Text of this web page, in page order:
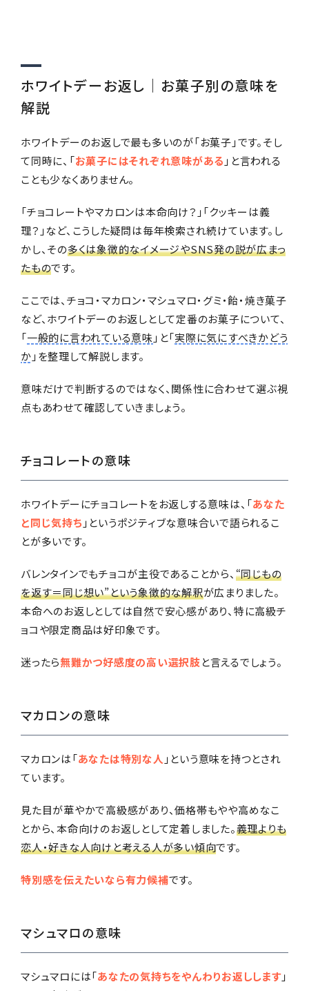
ホワイトデーお返し｜お菓子別の意味を
解説
ホワイトデーのお返しで最も多いのが「お菓子」です。そし
て同時に、「お菓子にはそれぞれ意味がある 」と言われる
ことも少なくありません。
「チョコレートやマカロンは本命向け？」「クッキーは義
理？」など、こうした疑問は毎年検索され続けています。し
かし、その多くは象徴的なイメージやSNS発の説が広まっ
たものです。
ここでは、チョコ・マカロン・マシュマロ・グミ・飴・焼き菓子
など、ホワイトデーのお返しとして定番のお菓子について、
「一般的に言われている意味 」と「実際に気にすべきかどう
か 」を整理して解説します。
意味だけで判断するのではなく、関係性に合わせて選ぶ視
点もあわせて確認していきましょう。
チョコレートの意味
ホワイトデーにチョコレートをお返しする意味は、「あなた
と同じ気持ち 」というポジティブな意味合いで語られるこ
とが多いです。
バレンタインでもチョコが主役であることから、 “同じもの
を返す＝同じ想い”という象徴的な解釈が広まりました。
本命へのお返しとしては自然で安心感があり、特に高級チ
ョコや限定商品は好印象です。
迷ったら無難かつ好感度の高い選択肢と言えるでしょう。
マカロンの意味
マカロンは「あなたは特別な人 」という意味を持つとされ
ています。
見た目が華やかで高級感があり、価格帯もやや高めなこ
とから、本命向けのお返しとして定着しました。義理よりも
恋人・好きな人向けと考える人が多い傾向です。
特別感を伝えたいなら有力候補です。
マシュマロの意味
マシュマロには「あなたの気持ちをやんわりお返しします」